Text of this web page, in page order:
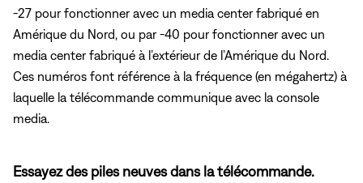
-27 pour fonctionner avec un media center fabriqué en
Amérique du Nord, ou par -40 pour fonctionner avec un
media center fabriqué à l’extérieur de l’Amérique du Nord.
Ces numéros font référence à la fréquence (en mégahertz) à
laquelle la télécommande communique avec la console
media.
Essayez des piles neuves dans la télécommande.